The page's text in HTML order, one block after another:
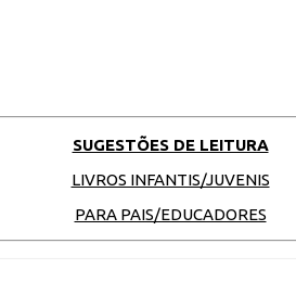
SUGESTÕES DE LEITURA
LIVROS INFANTIS/JUVENIS
PARA PAIS/EDUCADORES